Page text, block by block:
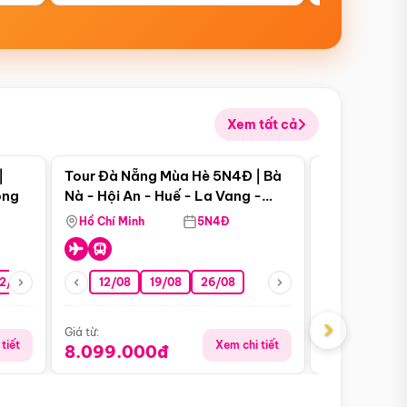
Xem tất cả
08 26/08 05/09 09/09 12/09
tiết
Điểm nổi bật
Tour Đà Nẵng Mùa Hè 5N4Đ | Bà
Nà - Hội An - Huế - La Vang -
Động Thiên Đường
Hồ Chí Minh 5N4Đ
12/08 19/08 26/08
Giá từ:
8.099.000đ Xem chi tiết
Giá từ:
›